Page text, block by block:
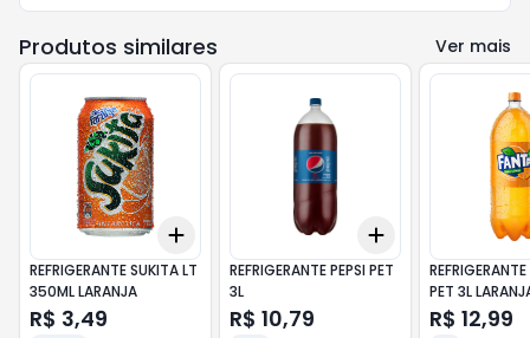
Produtos similares Ver mais
10
Add
REFRIGERANTE SUKITA LT
350ML LARANJA
R$ 3,49
10
Add
REFRIGERANTE PEPSI PET
3L
R$ 10,79
PET 3L
R$ 12,99